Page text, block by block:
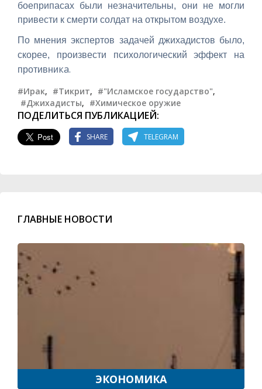
боеприпасах были незначительны, они не могли
привести к смерти солдат на открытом воздухе.
По мнения экспертов задачей джихадистов было,
скорее, произвести психологический эффект на
противника.
#Ирак, #Тикрит, #"Исламское государство",
#Джихадисты, #Химическое оружие
ПОДЕЛИТЬСЯ ПУБЛИКАЦИЕЙ:
SHARE TELEGRAM
ГЛАВНЫЕ НОВОСТИ
ЭКОНОМИКА